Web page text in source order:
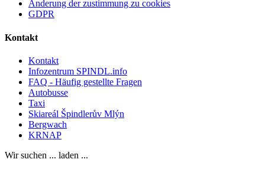
Änderung der zustimmung zu cookies
GDPR
Kontakt
Kontakt
Infozentrum SPINDL.info
FAQ - Häufig gestellte Fragen
Autobusse
Taxi
Skiareál Špindlerův Mlýn
Bergwach
KRNAP
Wir suchen ... laden ...